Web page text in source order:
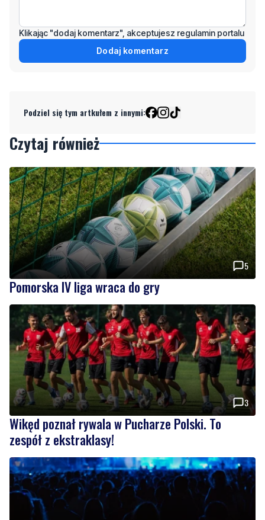
Klikając "dodaj komentarz", akceptujesz regulamin portalu
Dodaj komentarz
Podziel się tym artkułem z innymi:
Czytaj również
5
Pomorska IV liga wraca do gry
3
Wikęd poznał rywala w Pucharze Polski. To
zespół z ekstraklasy!